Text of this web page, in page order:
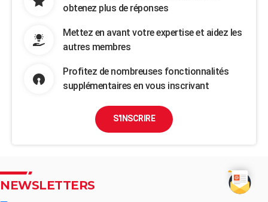
obtenez plus de réponses
Mettez en avant votre expertise et aidez les
autres membres
Profitez de nombreuses fonctionnalités
supplémentaires en vous inscrivant
S'INSCRIRE
NEWSLETTERS